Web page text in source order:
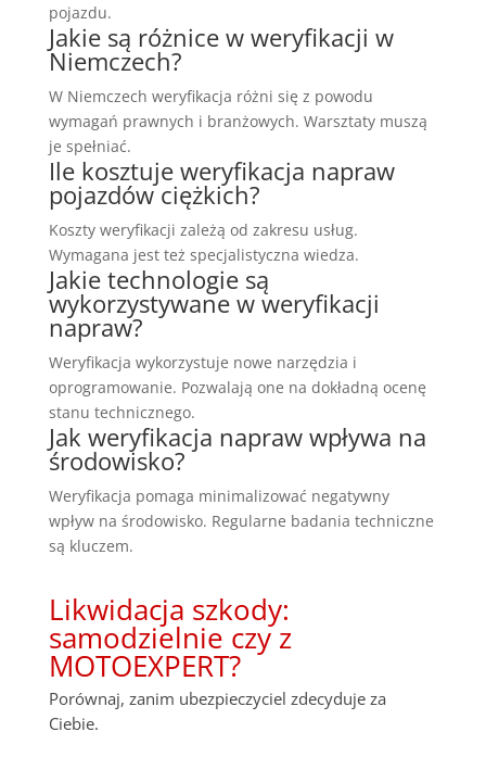
pojazdu.
Jakie są różnice w weryfikacji w
Niemczech?
W Niemczech weryfikacja różni się z powodu
wymagań prawnych i branżowych. Warsztaty muszą
je spełniać.
Ile kosztuje weryfikacja napraw
pojazdów ciężkich?
Koszty weryfikacji zależą od zakresu usług.
Wymagana jest też specjalistyczna wiedza.
Jakie technologie są
wykorzystywane w weryfikacji
napraw?
Weryfikacja wykorzystuje nowe narzędzia i
oprogramowanie. Pozwalają one na dokładną ocenę
stanu technicznego.
Jak weryfikacja napraw wpływa na
środowisko?
Weryfikacja pomaga minimalizować negatywny
wpływ na środowisko. Regularne badania techniczne
są kluczem.
Likwidacja szkody:
samodzielnie czy z
MOTOEXPERT?
Porównaj, zanim ubezpieczyciel zdecyduje za
Ciebie.